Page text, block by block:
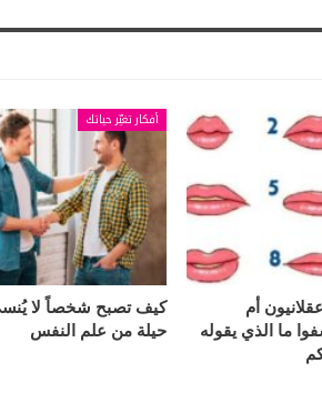
أم
ما الذي يقوله
أفكار تغيّر حياتك
كيف تصبح شخصاً لا
حيلة من علم النفس